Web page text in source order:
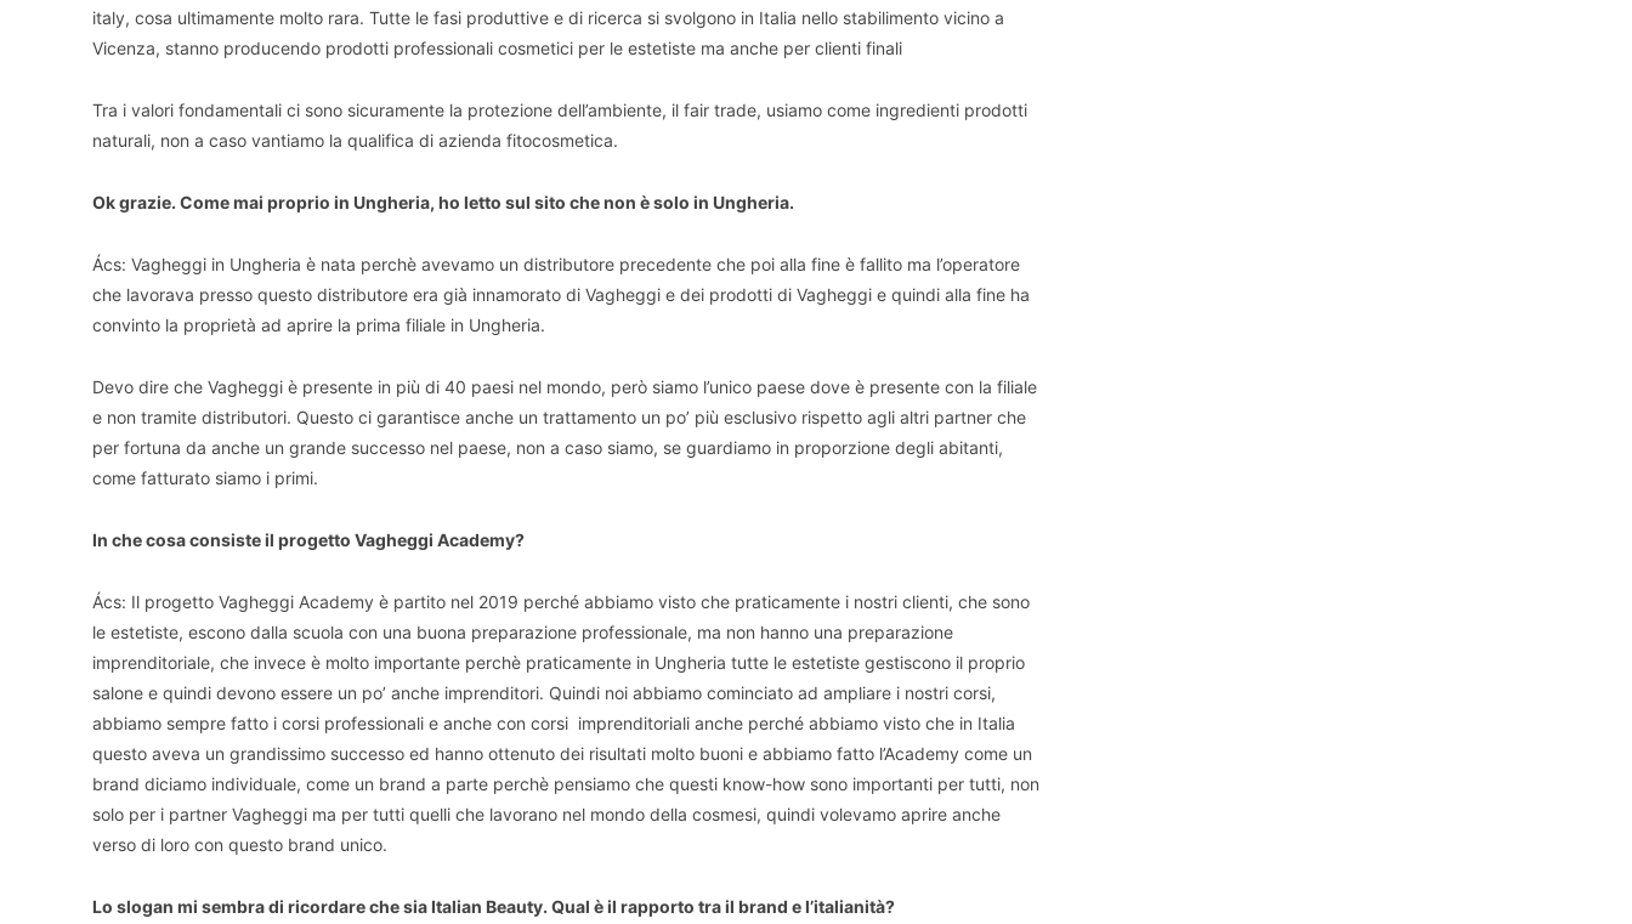
italy, cosa ultimamente molto rara. Tutte le fasi produttive e di ricerca si svolgono in Italia nello stabilimento vicino a
Vicenza, stanno producendo prodotti professionali cosmetici per le estetiste ma anche per clienti finali
Tra i valori fondamentali ci sono sicuramente la protezione dell’ambiente, il fair trade, usiamo come ingredienti prodotti
naturali, non a caso vantiamo la qualifica di azienda fitocosmetica.
Ok grazie. Come mai proprio in Ungheria, ho letto sul sito che non è solo in Ungheria.
Ács: Vagheggi in Ungheria è nata perchè avevamo un distributore precedente che poi alla fine è fallito ma l’operatore
che lavorava presso questo distributore era già innamorato di Vagheggi e dei prodotti di Vagheggi e quindi alla fine ha
convinto la proprietà ad aprire la prima filiale in Ungheria.
Devo dire che Vagheggi è presente in più di 40 paesi nel mondo, però siamo l’unico paese dove è presente con la filiale
e non tramite distributori. Questo ci garantisce anche un trattamento un po’ più esclusivo rispetto agli altri partner che
per fortuna da anche un grande successo nel paese, non a caso siamo, se guardiamo in proporzione degli abitanti,
come fatturato siamo i primi.
In che cosa consiste il progetto Vagheggi Academy?
Ács: Il progetto Vagheggi Academy è partito nel 2019 perché abbiamo visto che praticamente i nostri clienti, che sono
le estetiste, escono dalla scuola con una buona preparazione professionale, ma non hanno una preparazione
imprenditoriale, che invece è molto importante perchè praticamente in Ungheria tutte le estetiste gestiscono il proprio
salone e quindi devono essere un po’ anche imprenditori. Quindi noi abbiamo cominciato ad ampliare i nostri corsi,
abbiamo sempre fatto i corsi professionali e anche con corsi imprenditoriali anche perché abbiamo visto che in Italia
questo aveva un grandissimo successo ed hanno ottenuto dei risultati molto buoni e abbiamo fatto l’Academy come un
brand diciamo individuale, come un brand a parte perchè pensiamo che questi know-how sono importanti per tutti, non
solo per i partner Vagheggi ma per tutti quelli che lavorano nel mondo della cosmesi, quindi volevamo aprire anche
verso di loro con questo brand unico.
Lo slogan mi sembra di ricordare che sia Italian Beauty. Qual è il rapporto tra il brand e l’italianità?